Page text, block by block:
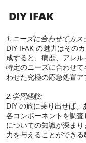
DIY IFAK
1.ニーズに合わせてカス
DIY IFAK の魅力はその
成すると、病歴、アレル
特定のニーズに合わせ
わせた究極の応急処置ア
2.学習経験:
DIY の旅に乗り出せば、
各コンポーネントを調
についての知識が深ま
力を与えることができる